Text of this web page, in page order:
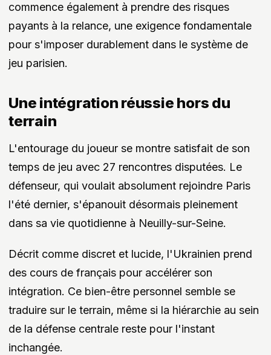
commence également à prendre des risques
payants à la relance, une exigence fondamentale
pour s'imposer durablement dans le système de
jeu parisien.
Une intégration réussie hors du
terrain
L'entourage du joueur se montre satisfait de son
temps de jeu avec 27 rencontres disputées. Le
défenseur, qui voulait absolument rejoindre Paris
l'été dernier, s'épanouit désormais pleinement
dans sa vie quotidienne à Neuilly-sur-Seine.
Décrit comme discret et lucide, l'Ukrainien prend
des cours de français pour accélérer son
intégration. Ce bien-être personnel semble se
traduire sur le terrain, même si la hiérarchie au sein
de la défense centrale reste pour l'instant
inchangée.